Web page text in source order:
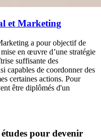
et Marketing
a pour objectif de
en œuvre d’une stratégie
suffisante des
capables de coordonner des
certaines actions. Pour
être diplômés d'un
pour devenir